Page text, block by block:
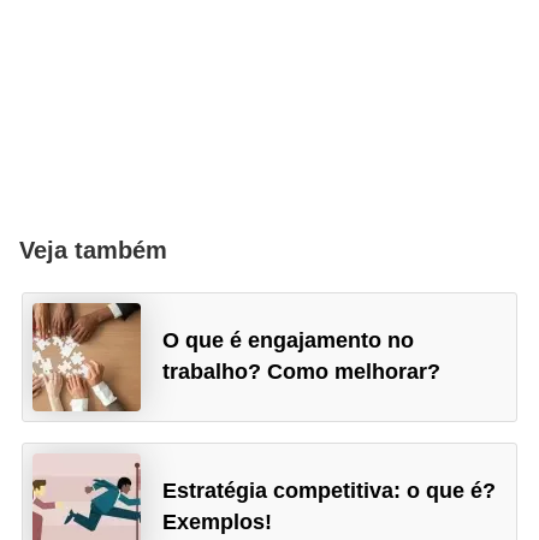
Veja também
O que é engajamento no
trabalho? Como melhorar?
Estratégia competitiva: o que é?
Exemplos!